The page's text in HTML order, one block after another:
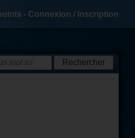
- Connexion / Inscription